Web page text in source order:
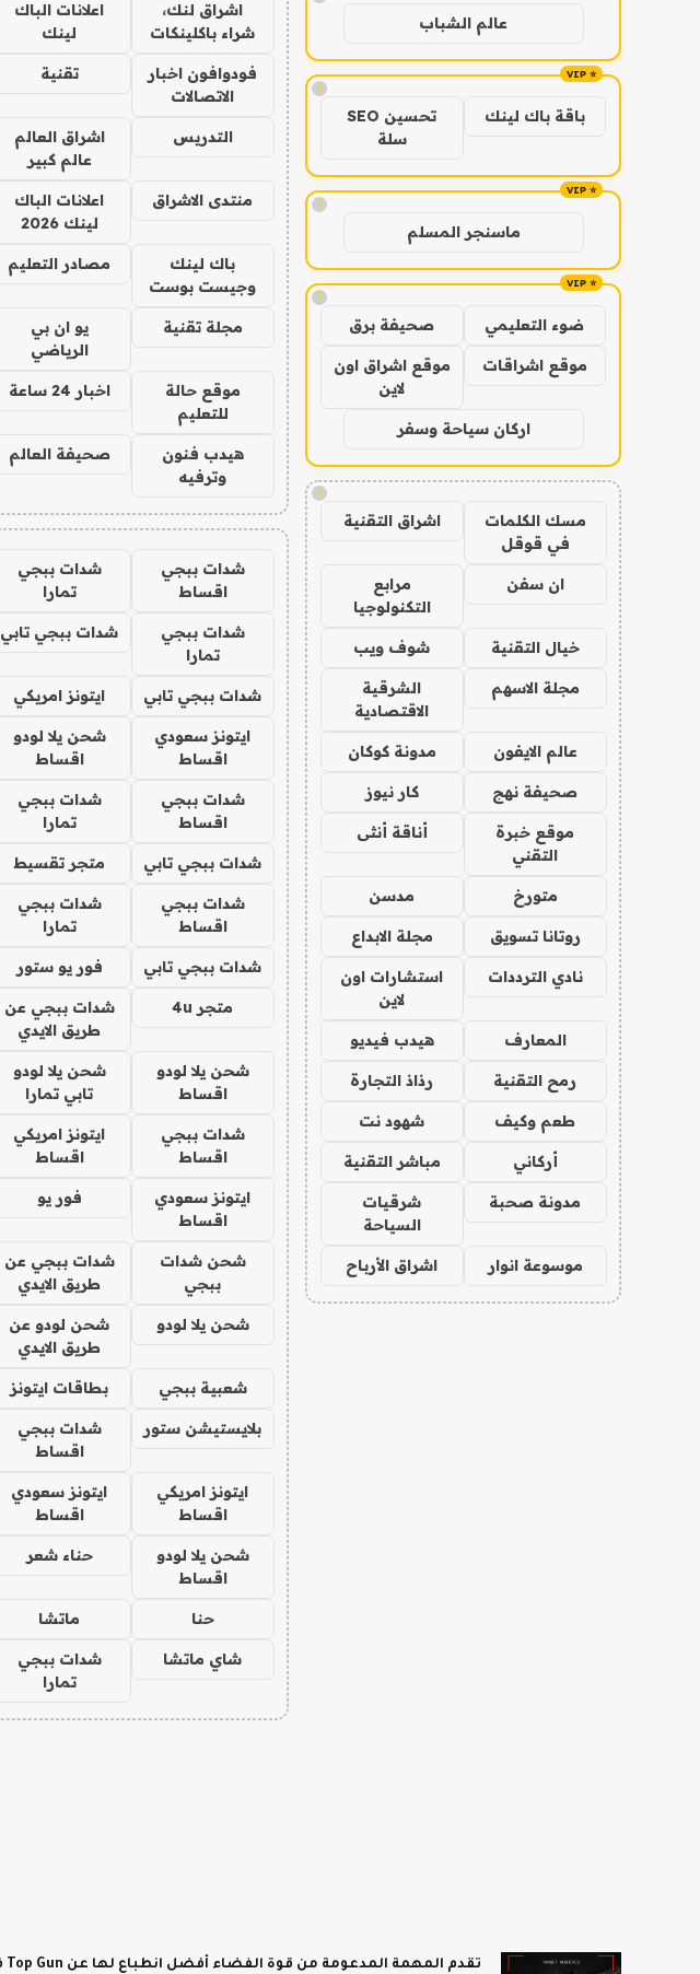
عالم الشباب
!
باقة باك لينك
تحسين SEO
سلة
!
ماسنجر المسلم
!
ضوء التعليمي صحيفة برق
موقع اشراقات
موقع اشراق اون
لاين
اركان سياحة وسفر
!
مسك الكلمات
في قوقل
اشراق التقنية
ان سفن
مرابع
التكنولوجيا
خيال التقنية شوف ويب
مجلة الاسهم
الشرقية
الاقتصادية
عالم الايفون مدونة كوكان
صحيفة نهج كار نيوز
موقع خبرة
التقني
أناقة أنثى
متورخ مدسن
روتانا تسويق مجلة الابداع
نادي الترددات
استشارات اون
لاين
المعارف هيدب فيديو
رمح التقنية رذاذ التجارة
طعم وكيف شهود نت
أركاني مباشر التقنية
مدونة صحبة
شرقيات
السياحة
موسوعة انوار اشراق الأرباح
اشراق لنك،
شراء باكلينكات
اعلانات الباك
لينك
فودوافون اخبار
الاتصالات
تقنية
التدريس
اشراق العالم
عالم كبير
منتدى الاشراق
اعلانات الباك
لينك 2026
باك لينك
وجيست بوست
مصادر التعليم
مجلة تقنية
يو ان بي
الرياضي
موقع حالة
للتعليم
اخبار 24 ساعة
هيدب فنون
وترفيه
صحيفة العالم
شدات ببجي
اقساط
شدات ببجي
تمارا
شدات ببجي
تمارا
شدات ببجي تابي
شدات ببجي تابي ايتونز امريكي
ايتونز سعودي
اقساط
شحن يلا لودو
اقساط
شدات ببجي
اقساط
شدات ببجي
تمارا
شدات ببجي تابي متجر تقسيط
شدات ببجي
اقساط
شدات ببجي
تمارا
شدات ببجي تابي فور يو ستور
متجر 4u
شدات ببجي عن
طريق الايدي
شحن يلا لودو
اقساط
شحن يلا لودو
تابي تمارا
شدات ببجي
اقساط
ايتونز امريكي
اقساط
ايتونز سعودي
اقساط
فور يو
شحن شدات
ببجي
شدات ببجي عن
طريق الايدي
شحن يلا لودو
شحن لودو عن
طريق الايدي
شعبية ببجي بطاقات ايتونز
بلايستيشن ستور
شدات ببجي
اقساط
ايتونز امريكي
اقساط
ايتونز سعودي
اقساط
شحن يلا لودو
اقساط
حناء شعر
حنا ماتشا
شاي ماتشا
شدات ببجي
تمارا
تقدم المهمة المدعومة من قوة الفضاء أفضل انطباع لها عن Top Gun في المدار